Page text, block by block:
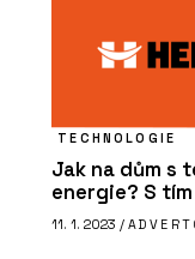
TECHNOLOGIE
Jak na dům s
energie? S
11. 1. 2023 /